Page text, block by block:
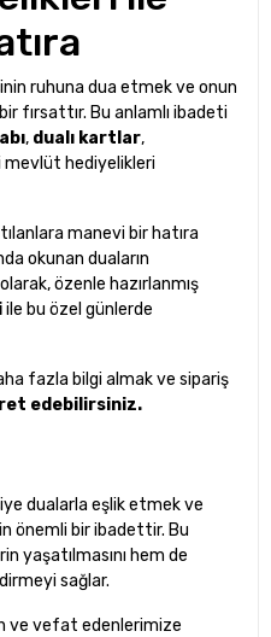
ruhuna dua etmek ve onun
fırsattır. Bu anlamlı ibadeti
, dualı kartlar,
mevlüt hediyelikleri
manevi bir hatıra
okunan duaların
olarak, özenle hazırlanmış
ile bu özel günlerde
fazla bilgi almak ve sipariş
edebilirsiniz.
dualarla eşlik etmek ve
önemli bir ibadettir. Bu
yaşatılmasını hem de
sağlar.
ve vefat edenlerimize